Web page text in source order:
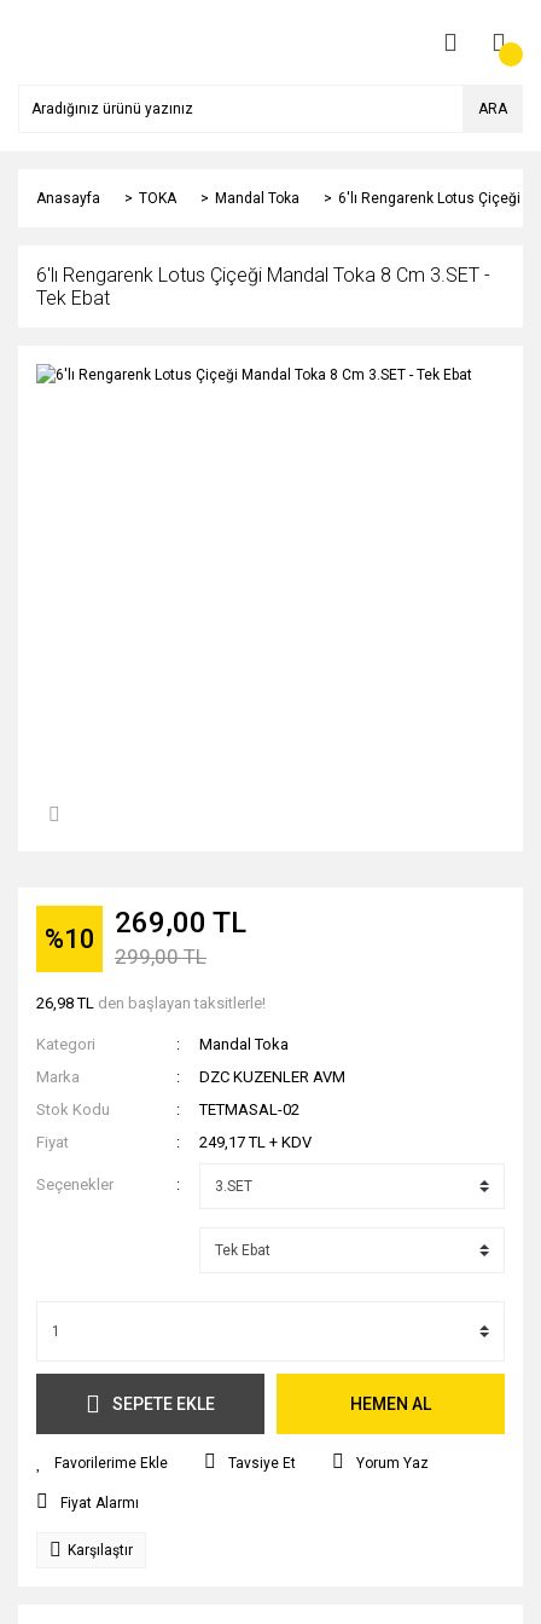
ARA
Anasayfa TOKA Mandal Toka 6'lı Rengarenk Lotus Çiçeği
6'lı Rengarenk Lotus Çiçeği Mandal Toka 8 Cm 3.SET -
Tek Ebat
%10 269,00 TL
299,00 TL
26,98 TL den başlayan taksitlerle!
Kategori
Mandal Toka
Marka
DZC KUZENLER AVM
Stok Kodu
TETMASAL-02
Fiyat
249,17 TL + KDV
Seçenekler
SEPETE EKLE HEMEN AL
Tavsiye Et Yorum Yaz
Fiyat Alarmı
Karşılaştır